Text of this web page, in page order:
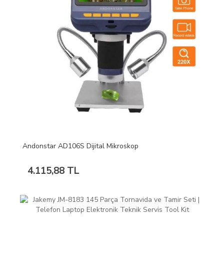
Andonstar AD106S Dijital Mikroskop
4.115,88 TL